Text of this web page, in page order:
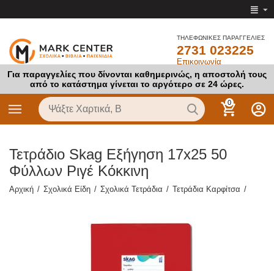
ΤΗΛΕΦΩΝΙΚΕΣ ΠΑΡΑΓΓΕΛΙΕΣ
2731 023225
Επικοινωνία
Για παραγγελίες που δίνονται καθημερινώς, η αποστολή τους
από το κατάστημα γίνεται το αργότερο σε 24 ώρες.
0
Τετράδιο Skag Εξήγηση 17x25 50
Φύλλων Ριγέ Κόκκινη
Αρχική / Σχολικά Είδη / Σχολικά Τετράδια / Τετράδια Καρφίτσα /